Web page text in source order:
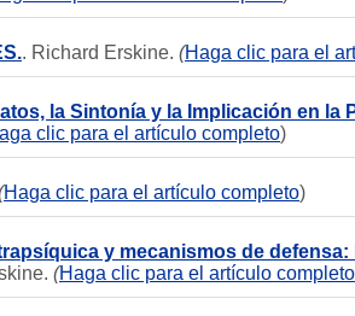
. Richard Erskine. (Haga clic para el
la Sintonía y la Implicación en la
clic para el artículo completo)
Haga clic para el artículo completo)
y mecanismos de
(Haga clic para el artículo completo